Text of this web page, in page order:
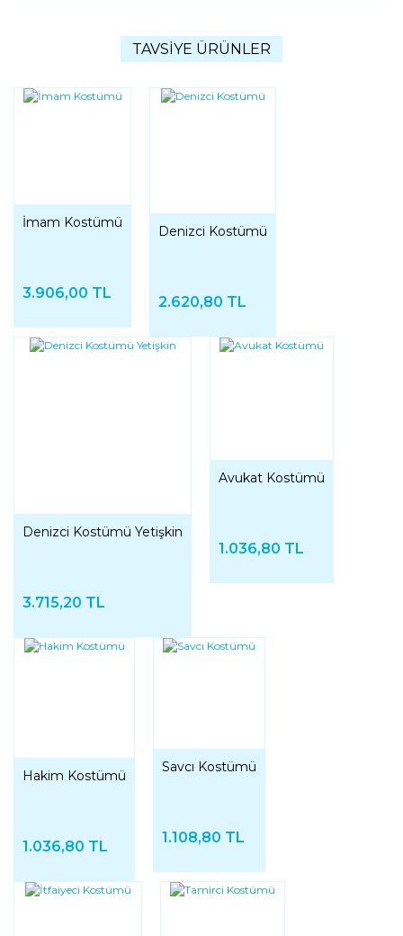
TAVSİYE ÜRÜNLER
İmam Kostümü
3.906,00 TL
Denizci Kostümü
2.620,80 TL
Denizci Kostümü Yetişkin
3.715,20 TL
Avukat Kostümü
1.036,80 TL
Hakim Kostümü
1.036,80 TL
Savcı Kostümü
1.108,80 TL